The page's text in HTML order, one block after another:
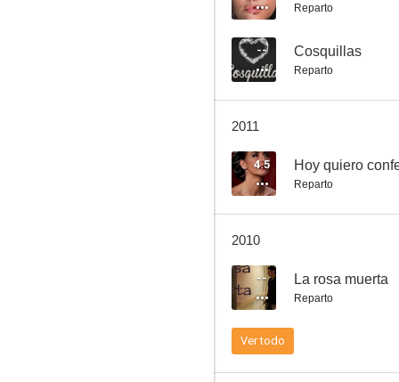
Hoy quiero confesar
--
Reparto
-- Cosquillas
Reparto
2011
4.5 Hoy quiero
Reparto
2010
-- La rosa muerta
Reparto
Ver todo